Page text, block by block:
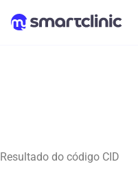
Resultado do código CID